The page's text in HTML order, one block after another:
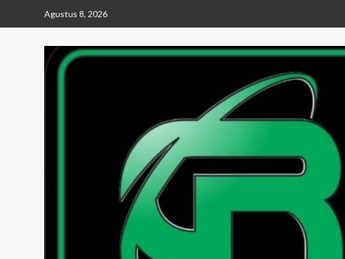
Agustus 8, 2026